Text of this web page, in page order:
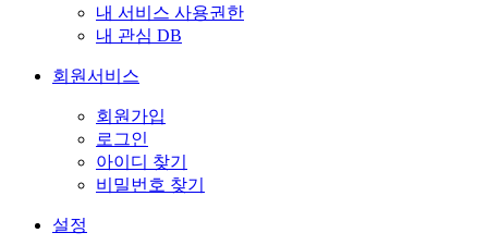
내 서비스 사용권한
내 관심 DB
회원서비스
회원가입
로그인
아이디 찾기
비밀번호 찾기
설정